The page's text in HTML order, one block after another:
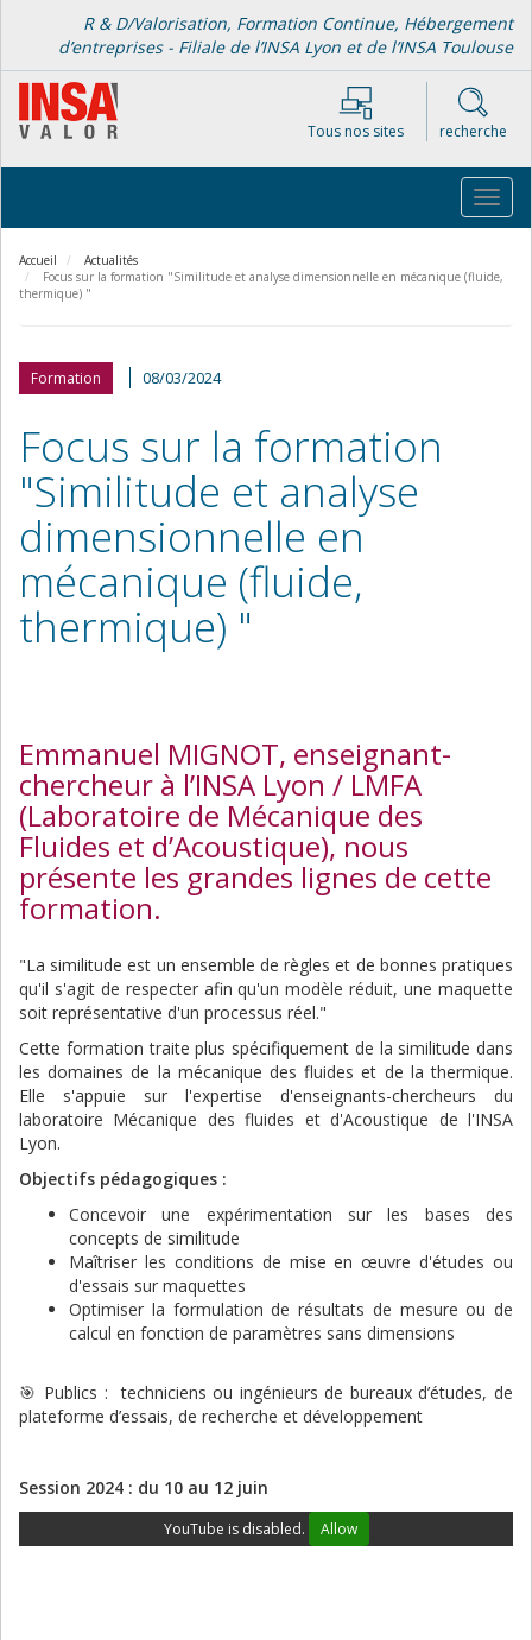
contenu
principal
R & D/Valorisation, Formation Continue, Hébergement
d’entreprises - Filiale de l’INSA Lyon et de l’INSA Toulouse
Tous nos sites recherche
Accueil
Actualités
Focus sur la formation "Similitude et analyse dimensionnelle en mécanique (fluide,
thermique) "
Formation 08/03/2024
Focus sur la formation
"Similitude et analyse
dimensionnelle en
mécanique (fluide,
thermique) "
Emmanuel MIGNOT, enseignant-
chercheur à l’INSA Lyon / LMFA
(Laboratoire de Mécanique des
Fluides et d’Acoustique), nous
présente les grandes lignes de cette
formation.
"La similitude est un ensemble de règles et de bonnes pratiques
qu'il s'agit de respecter afin qu'un modèle réduit, une maquette
soit représentative d'un processus réel."
Cette formation traite plus spécifiquement de la similitude dans
les domaines de la mécanique des fluides et de la thermique.
Elle s'appuie sur l'expertise d'enseignants-chercheurs du
laboratoire Mécanique des fluides et d'Acoustique de l'INSA
Lyon.
Objectifs pédagogiques :
Concevoir une expérimentation sur les bases des
concepts de similitude
Maîtriser les conditions de mise en œuvre d'études ou
d'essais sur maquettes
Optimiser la formulation de résultats de mesure ou de
calcul en fonction de paramètres sans dimensions
🎯 Publics : techniciens ou ingénieurs de bureaux d’études, de
plateforme d’essais, de recherche et développement
Session 2024 : du 10 au 12 juin
YouTube is disabled. Allow